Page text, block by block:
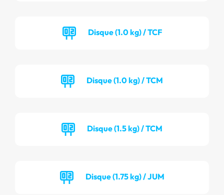
Disque (1.0 kg) / TCF
Disque (1.0 kg) / TCM
Disque (1.5 kg) / TCM
Disque (1.75 kg) / JUM